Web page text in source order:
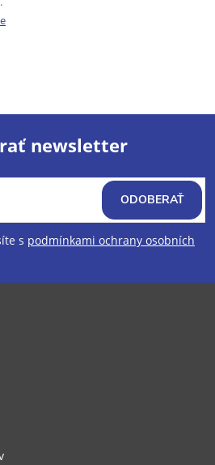
newsletter
s podmínkami ochrany osobních
ODOBERAŤ